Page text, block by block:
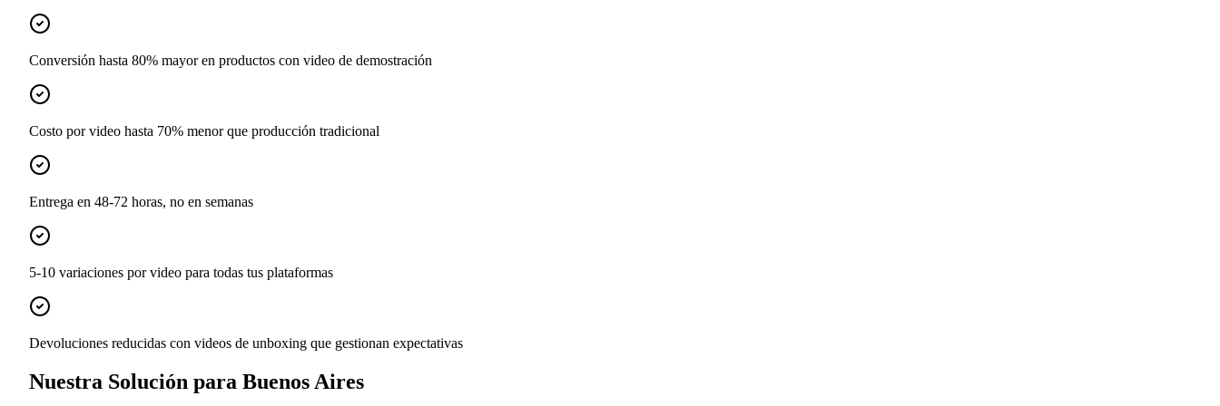
Conversión hasta 80% mayor en productos con video de demostración
Costo por video hasta 70% menor que producción tradicional
Entrega en 48-72 horas, no en semanas
5-10 variaciones por video para todas tus plataformas
Devoluciones reducidas con videos de unboxing que gestionan expectativas
Nuestra Solución para Buenos Aires